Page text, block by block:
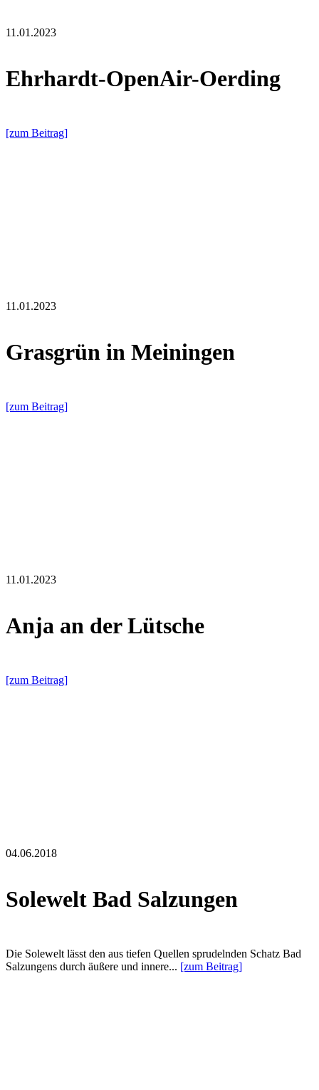
11.01.2023
Ehrhardt-OpenAir-Oerding
[zum Beitrag]
11.01.2023
Grasgrün in Meiningen
[zum Beitrag]
11.01.2023
Anja an der Lütsche
[zum Beitrag]
04.06.2018
Solewelt Bad Salzungen
Die Solewelt lässt den aus tiefen Quellen sprudelnden Schatz Bad
Salzungens durch äußere und innere... [zum Beitrag]